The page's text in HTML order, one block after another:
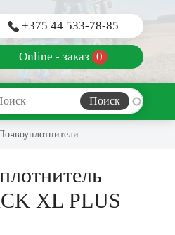
+375 44 533-78-85
Online - заказ 0
XL PLUS